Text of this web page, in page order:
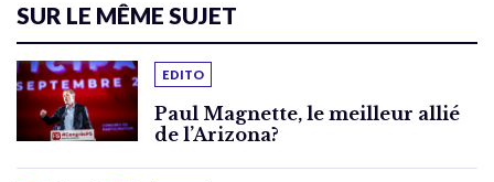
SUR LE MÊME SUJET
EDITO
Paul Magnette, le meilleur allié
de l’Arizona?